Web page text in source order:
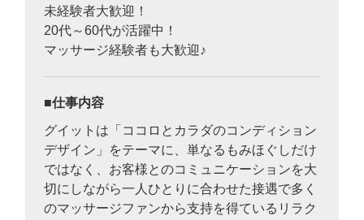
未経験者大歓迎！
20代～60代が活躍中！
マッサージ経験者も大歓迎♪
仕事内容
グイットは「ココロとカラダのコンディション
デザイン」をテーマに、単なるもみほぐしだけ
ではなく、お客様とのコミュニケーションを大
切にしながら一人ひとりに合わせた接遇で多く
のマッサージファンから支持を得ているリラク